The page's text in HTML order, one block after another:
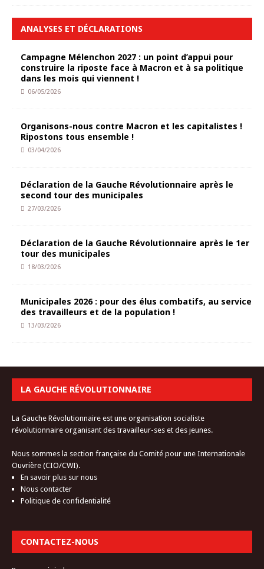
ANALYSES ET DÉCLARATIONS
Campagne Mélenchon 2027 : un point d’appui pour
construire la riposte face à Macron et à sa politique
dans les mois qui viennent !
06/05/2026
Organisons-nous contre Macron et les capitalistes !
Ripostons tous ensemble !
03/04/2026
Déclaration de la Gauche Révolutionnaire après le
second tour des municipales
27/03/2026
Déclaration de la Gauche Révolutionnaire après le 1er
tour des municipales
18/03/2026
Municipales 2026 : pour des élus combatifs, au service
des travailleurs et de la population !
13/03/2026
LA GAUCHE RÉVOLUTIONNAIRE
La Gauche Révolutionnaire est une organisation socialiste
révolutionnaire organisant des travailleur-ses et des jeunes.
Nous sommes la section française du Comité pour une Internationale
Ouvrière (CIO/CWI).
En savoir plus sur nous
Nous contacter
Politique de confidentialité
CONTACTEZ-NOUS